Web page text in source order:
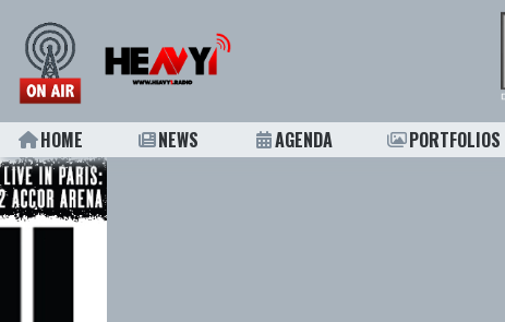
HOME NEWS AGENDA PORTFOLIOS